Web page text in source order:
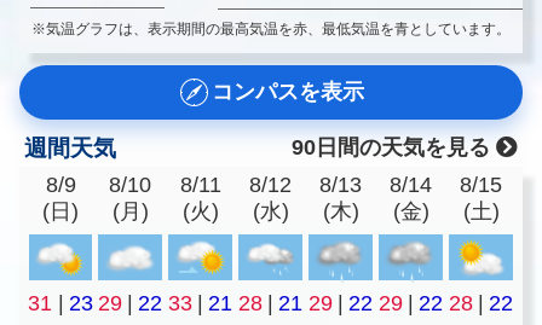
※気温グラフは、表示期間の最高気温を赤、最低気温を青としています。
コンパスを表示
週間天気
90日間の天気を見る
8/9
(日)
8/10
(月)
8/11
(火)
8/12
(水)
8/13
(木)
8/14
(金)
8/15
(土)
31 | 23 29 | 22 33 | 21 28 | 21 29 | 22 29 | 22 28 | 22